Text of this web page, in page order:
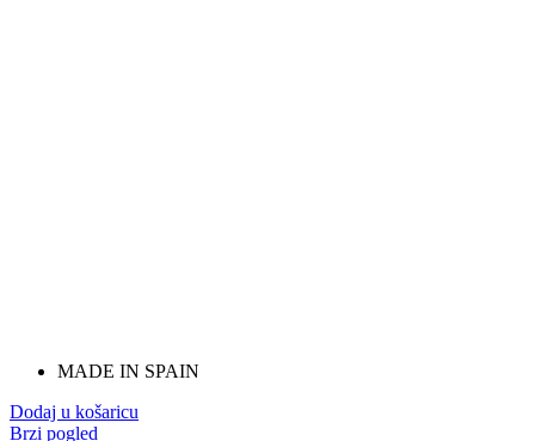
MADE IN SPAIN
Dodaj u košaricu
Brzi pogled